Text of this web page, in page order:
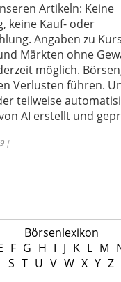
Artikeln: Keine
keine Kauf- oder
Angaben zu
Märkten ohne
möglich.
Verlusten führen.
teilweise
AI erstellt und
|
Börsenlexikon
F G H I J K L M
S T U V W X Y Z